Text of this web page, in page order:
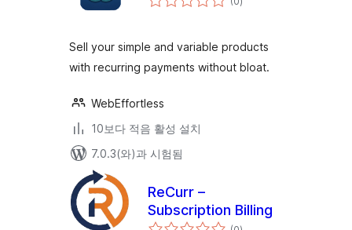
체
Sell your simple and variable products
with recurring payments without bloat.
WebEffortless
10보다 적음 활성 설치
7.0.3(와)과 시험됨
ReCurr –
Subscription Billing
전